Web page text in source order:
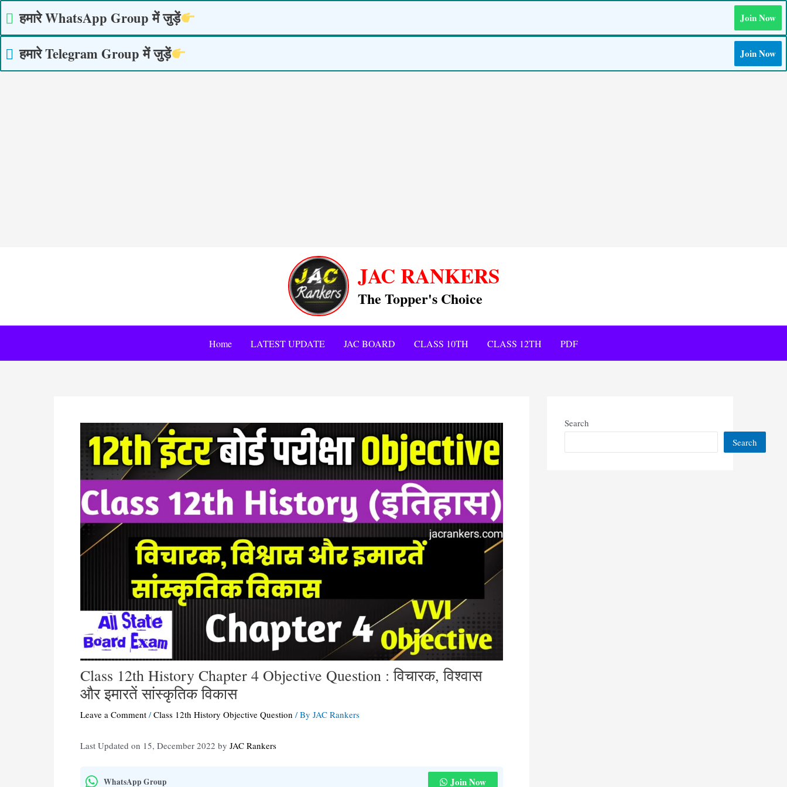
हमारे WhatsApp Group में जुड़ें Join Now
हमारे Telegram Group में जुड़ें Join Now
content
JAC RANKERS
The Topper's Choice
Home LATEST UPDATE JAC BOARD CLASS 10TH CLASS 12TH PDF
Class 12th History Chapter 4 Objective Question : विचारक, विश्वास
और इमारतें सांस्कृतिक विकास
Leave a Comment /Class 12th History Objective Question / By JAC Rankers
Last Updated on 15, December 2022 by JAC Rankers
WhatsApp Group Join Now
Search
Search